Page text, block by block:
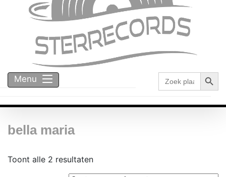
Menu
Zoek
naar:
bella maria
Toont alle 2 resultatenGesorteerd
op